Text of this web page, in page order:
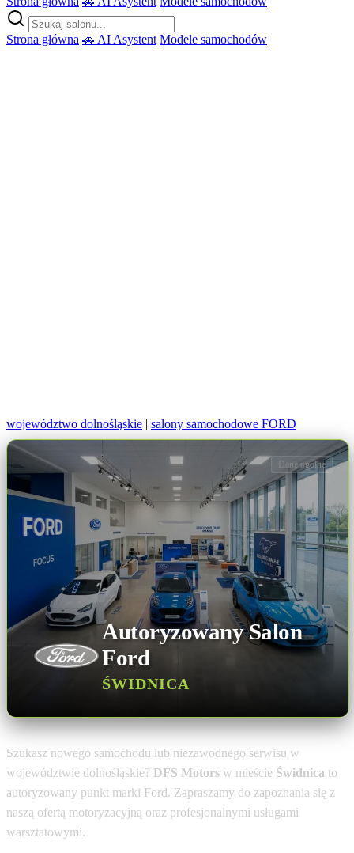
Strona główna 🚗 AI Asystent Modele samochodów
województwo dolnośląskie | salony samochodowe FORD
Autoryzowany Salon
Ford
ŚWIDNICA
Dane ogólne
Szukasz nowego samochodu lub niezawodnego serwisu w
województwie dolnośląskie? DFS Motors w mieście Świdnica to
autoryzowany punkt marki Ford. Zapraszamy do zapoznania się z
naszą ofertą motoryzacyjną oraz profesjonalnymi usługami
warsztatowymi.